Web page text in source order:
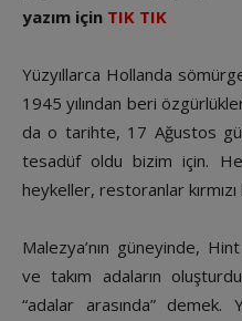
yazım için TIK TIK
Yüzyıllarca Hollanda
1945 yılından beri
da o tarihte, 17 Ağustos
tesadüf oldu bizim için.
heykeller, restoranlar
Malezya’nın güneyinde,
ve takım adaların
“adalar arasında”